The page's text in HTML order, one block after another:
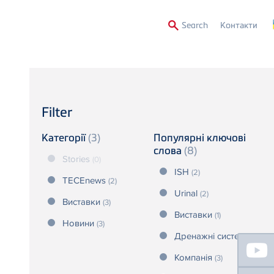
Search Контакти
Filter
Категорії(3)
Stories (0)
TECEnews (2)
Виставки (3)
Новини (3)
Популярні ключові
слова (8)
ISH (2)
Urinal (2)
Виставки (1)
Дренажні системи(1)
Компанія (3)
Floating